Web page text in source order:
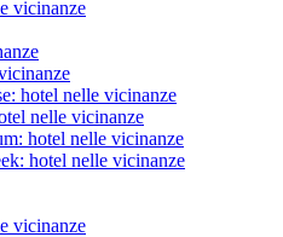
vicinanze
hotel nelle vicinanze
nelle vicinanze
hotel nelle vicinanze
hotel nelle vicinanze
vicinanze